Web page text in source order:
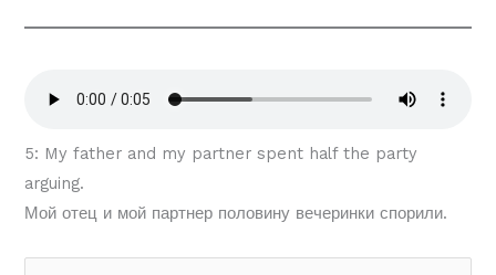
5: My father and my partner spent half the party
arguing.
Мой отец и мой партнер половину вечеринки спорили.